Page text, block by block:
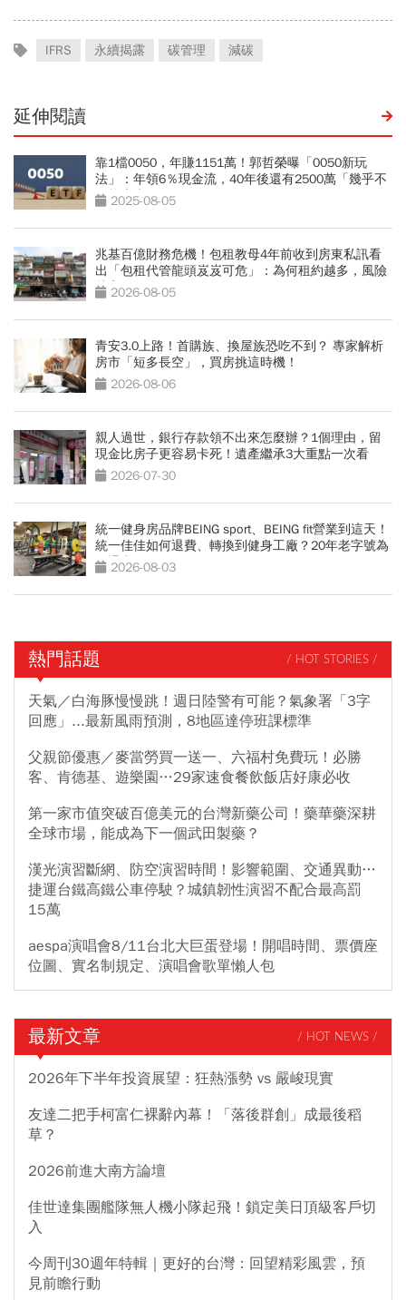
IFRS 永續揭露 碳管理 減碳
延伸閱讀
靠1檔0050，年賺1151萬！郭哲榮曝「0050新玩
法」：年領6％現金流，40年後還有2500萬「幾乎不
可能賣光」
2025-08-05
兆基百億財務危機！包租教母4年前收到房東私訊看
出「包租代管龍頭岌岌可危」：為何租約越多，風險
越高？
2026-08-05
青安3.0上路！首購族、換屋族恐吃不到？ 專家解析
房市「短多長空」，買房挑這時機！
2026-08-06
親人過世，銀行存款領不出來怎麼辦？1個理由，留
現金比房子更容易卡死！遺產繼承3大重點一次看
2026-07-30
統一健身房品牌BEING sport、BEING fit營業到這天！
統一佳佳如何退費、轉換到健身工廠？20年老字號為
何退出
2026-08-03
熱門話題 / HOT STORIES /
天氣／白海豚慢慢跳！週日陸警有可能？氣象署「3字
回應」...最新風雨預測，8地區達停班課標準
父親節優惠／麥當勞買一送一、六福村免費玩！必勝
客、肯德基、遊樂園…29家速食餐飲飯店好康必收
第一家市值突破百億美元的台灣新藥公司！藥華藥深耕
全球市場，能成為下一個武田製藥？
漢光演習斷網、防空演習時間！影響範圍、交通異動…
捷運台鐵高鐵公車停駛？城鎮韌性演習不配合最高罰
15萬
aespa演唱會8/11台北大巨蛋登場！開唱時間、票價座
位圖、實名制規定、演唱會歌單懶人包
最新文章 / HOT NEWS /
2026年下半年投資展望：狂熱漲勢 vs 嚴峻現實
友達二把手柯富仁裸辭內幕！「落後群創」成最後稻
草？
2026前進大南方論壇
佳世達集團艦隊無人機小隊起飛！鎖定美日頂級客戶切
入
今周刊30週年特輯｜更好的台灣：回望精彩風雲，預
見前瞻行動